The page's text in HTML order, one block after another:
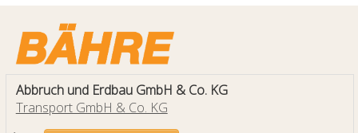
Abbruch und Erdbau GmbH & Co. KG
Transport GmbH & Co. KG